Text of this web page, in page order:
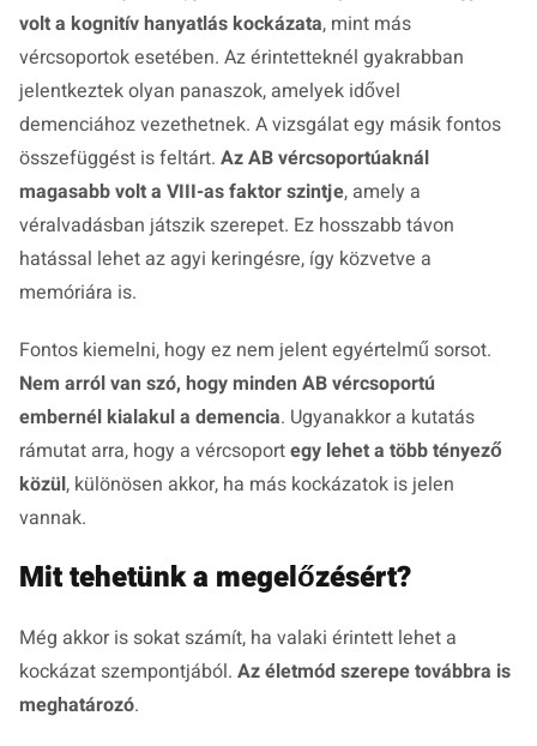
volt a kognitív hanyatlás kockázata, mint más
vércsoportok esetében. Az érintetteknél gyakrabban
jelentkeztek olyan panaszok, amelyek idővel
demenciához vezethetnek. A vizsgálat egy másik fontos
összefüggést is feltárt. Az AB vércsoportúaknál
magasabb volt a VIII-as faktor szintje, amely a
véralvadásban játszik szerepet. Ez hosszabb távon
hatással lehet az agyi keringésre, így közvetve a
memóriára is.
Fontos kiemelni, hogy ez nem jelent egyértelmű sorsot.
Nem arról van szó, hogy minden AB vércsoportú
embernél kialakul a demencia. Ugyanakkor a kutatás
rámutat arra, hogy a vércsoportegy lehet a több tényező
közül, különösen akkor, ha más kockázatok is jelen
vannak.
Mit tehetünk a megelőzésért?
Még akkor is sokat számít, ha valaki érintett lehet a
kockázat szempontjából. Az életmód szerepe továbbra is
meghatározó.